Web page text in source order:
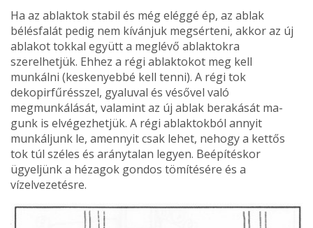
Ha az ablaktok stabil és még eléggé ép, az ablak
bélésfalát pedig nem kívánjuk megsérteni, akkor az új
ablakot tokkal együtt a meglévő ablaktokra
szerelhetjük. Ehhez a régi ablaktokot meg kell
munkálni (keskenyebbé kell tenni). A régi tok
dekopirfűrésszel, gyaluval és vésővel való
megmunkálását, valamint az új ablak berakását ma­
gunk is elvégezhetjük. A régi ablaktokból annyit
munkáljunk le, amennyit csak lehet, nehogy a kettős
tok túl széles és aránytalan legyen. Beépí­téskor
ügyeljünk a hézagok gondos tömítésére és a
vízelvezetésre.